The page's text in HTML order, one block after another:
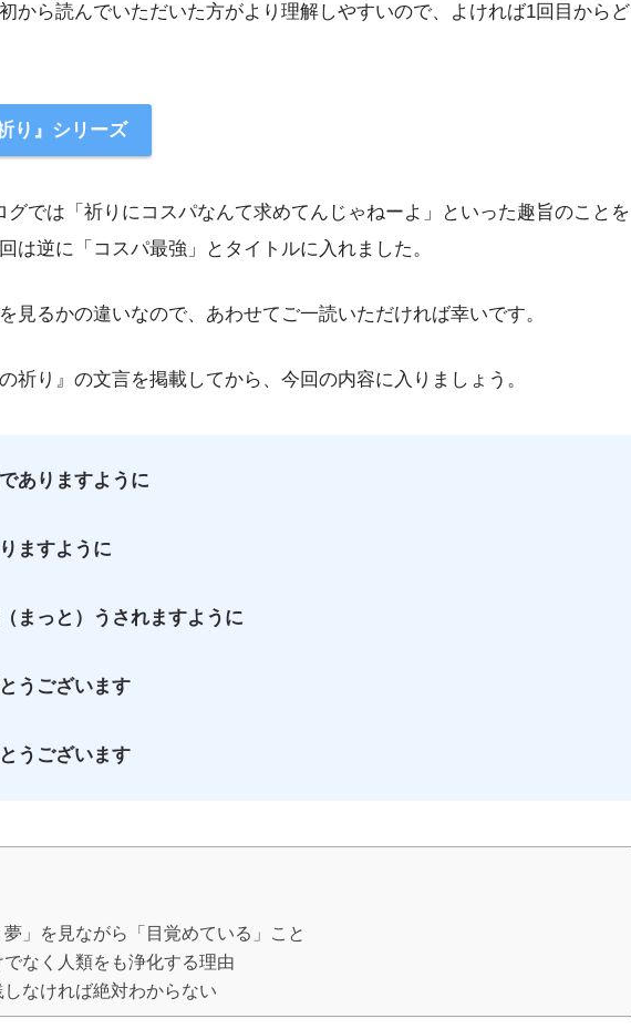
から読んでいただいた方がより理解しやすいので、よければ1回目からど
り』シリーズ
グでは「祈りにコスパなんて求めてんじゃねーよ」といった趣旨のことを
は逆に「コスパ最強」とタイトルに入れました。
見るかの違いなので、あわせてご一読いただければ幸いです。
祈り』の文言を掲載してから、今回の内容に入りましょう。
ありますように
ますように
まっと）うされますように
うございます
うございます
夢」を見ながら「目覚めている」こと
なく人類をも浄化する理由
なければ絶対わからない